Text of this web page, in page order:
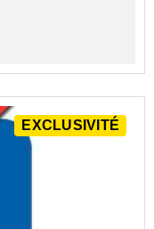
EXCLUSIVITÉ